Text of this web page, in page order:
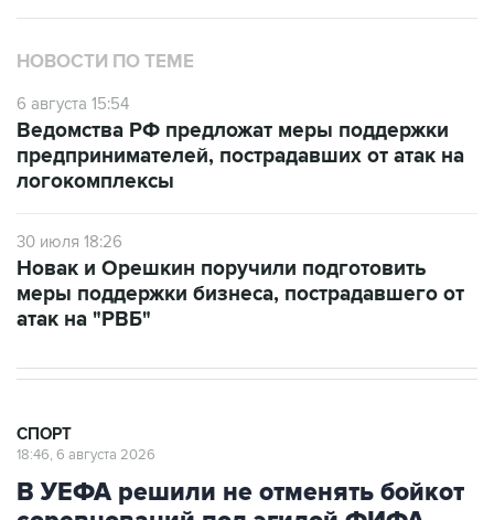
НОВОСТИ ПО ТЕМЕ
6 августа 15:54
Ведомства РФ предложат меры поддержки
предпринимателей, пострадавших от атак на
логокомплексы
30 июля 18:26
Новак и Орешкин поручили подготовить
меры поддержки бизнеса, пострадавшего от
атак на "РВБ"
СПОРТ
18:46, 6 августа 2026
В УЕФА решили не отменять бойкот